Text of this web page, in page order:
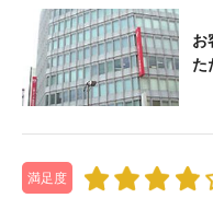
お
た
満足度